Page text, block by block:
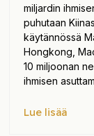
miljardin
puhutaan
käytännössä
Hongkong,
10 miljoonan
ihmisen
Lue lisää